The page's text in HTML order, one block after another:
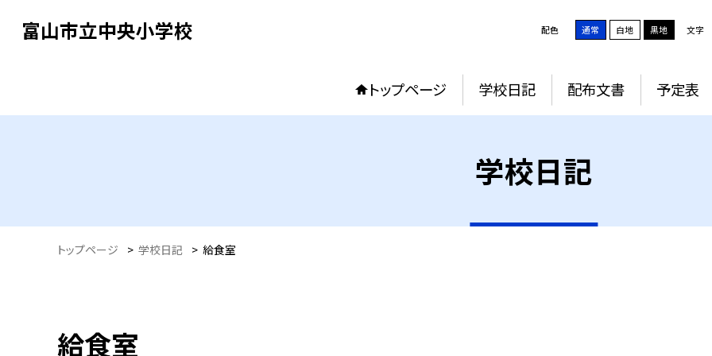
富山市立中央小学校 配色 通常 白地 黒地 文字
トップページ 学校日記 配布文書 予定表
学校日記
トップページ > 学校日記 > 給食室
給食室